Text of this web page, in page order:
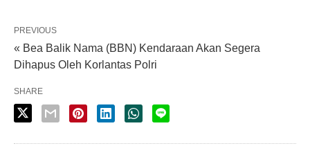
PREVIOUS
« Bea Balik Nama (BBN) Kendaraan Akan Segera
Dihapus Oleh Korlantas Polri
SHARE